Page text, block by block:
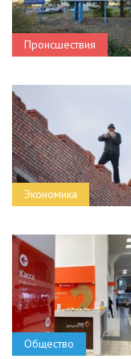
Происшествия
Экономика
Общество